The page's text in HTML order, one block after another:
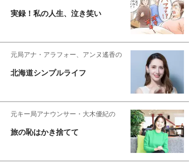
実録！私の人生、泣き笑い
元局アナ・アラフォー、アンヌ遙香の
北海道シンプルライフ
元キー局アナウンサー・大木優紀の
旅の恥はかき捨てて